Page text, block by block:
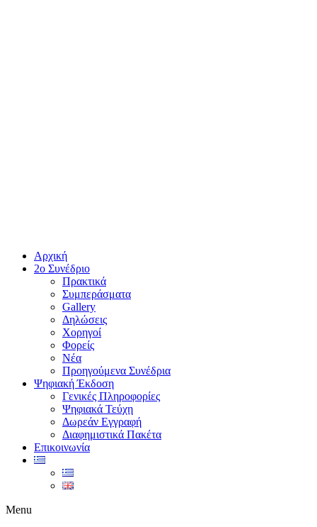
Αρχική
2ο Συνέδριο
Πρακτικά
Συμπεράσματα
Gallery
Δηλώσεις
Χορηγοί
Φορείς
Νέα
Προηγούμενα Συνέδρια
Ψηφιακή Έκδοση
Γενικές Πληροφορίες
Ψηφιακά Τεύχη
Δωρεάν Εγγραφή
Διαφημιστικά Πακέτα
Επικοινωνία
Menu